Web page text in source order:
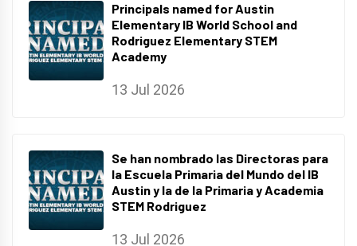
Principals named for Austin
Elementary IB World School and
Rodriguez Elementary STEM
Academy
13 Jul 2026
Se han nombrado las Directoras para
la Escuela Primaria del Mundo del IB
Austin y la de la Primaria y Academia
STEM Rodriguez
13 Jul 2026